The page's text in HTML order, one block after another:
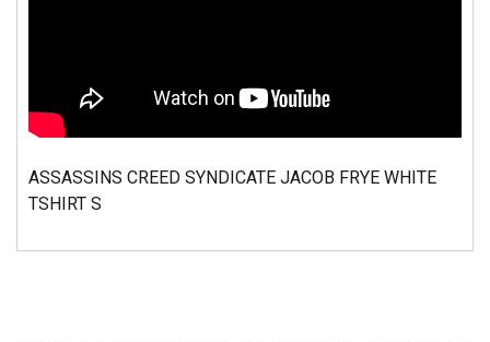
ASSASSINS CREED SYNDICATE JACOB FRYE WHITE
TSHIRT S